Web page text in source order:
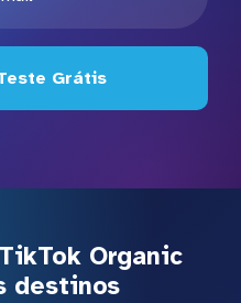
Grátis
Organic
destinos